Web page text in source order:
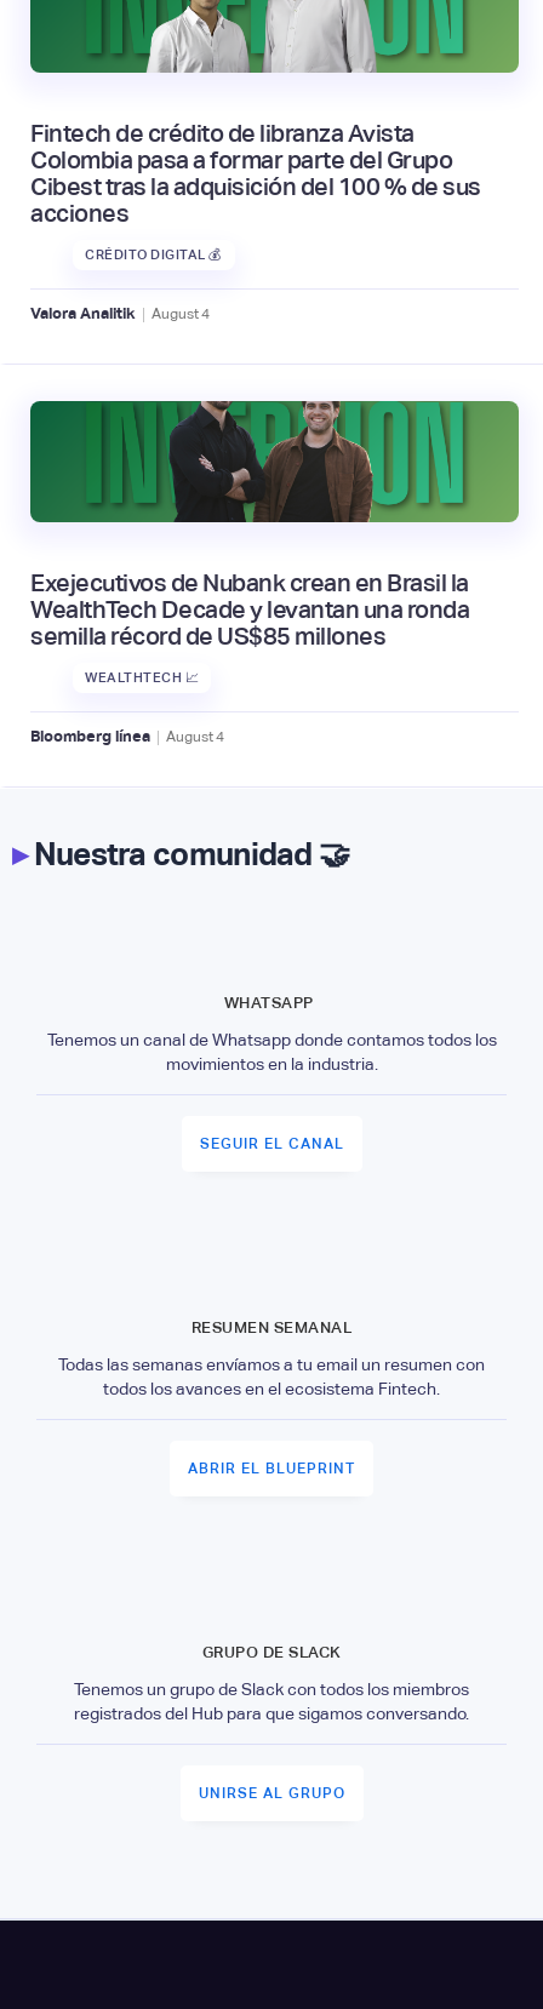
Fintech de crédito de libranza Avista
Colombia pasa a formar parte del Grupo
Cibest tras la adquisición del 100 % de sus
acciones
CRÉDITO DIGITAL 💰
Valora Analitik | August4
Exejecutivos de Nubank crean en Brasil la
WealthTech Decade y levantan una ronda
semilla récord de US$85 millones
WEALTHTECH 📈
Bloomberg línea | August4
▸Nuestra comunidad 🤝
WHATSAPP
Tenemos un canal de Whatsapp donde contamos todos los
movimientos en la industria.
SEGUIR EL CANAL
RESUMEN SEMANAL
Todas las semanas envíamos a tu email un resumen con
todos los avances en el ecosistema Fintech.
ABRIR EL BLUEPRINT
GRUPO DE SLACK
Tenemos un grupo de Slack con todos los miembros
registrados del Hub para que sigamos conversando.
UNIRSE AL GRUPO